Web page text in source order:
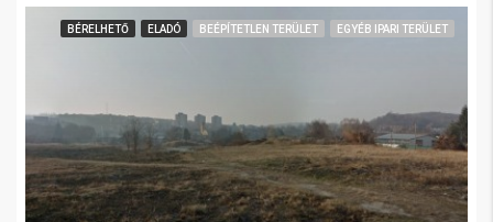
BÉRELHETŐ ELADÓ BEÉPÍTETLEN TERÜLET EGYÉB IPARI TERÜLET